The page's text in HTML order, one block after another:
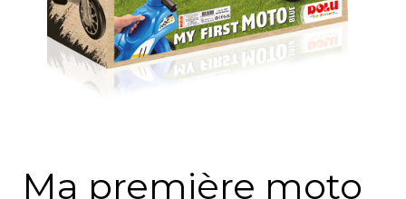
Ma première moto